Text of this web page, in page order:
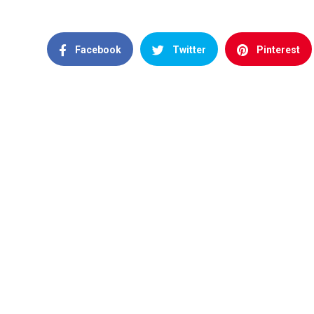
Facebook Twitter Pinterest